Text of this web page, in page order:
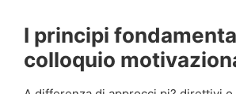
I principi
colloquio